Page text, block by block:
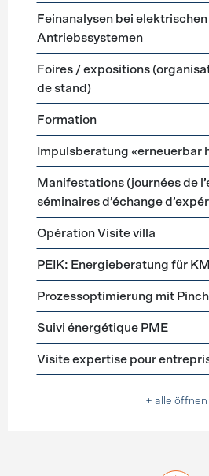
Feinanalysen bei elektrischen
Antriebssystemen
Foires / expositions
de stand)
Formation
Impulsberatung «erneuerbar
Manifestations (journées de
séminaires d’échange
Opération Visite villa
PEIK: Energieberatung für
Prozessoptimierung mit
Suivi énergétique PME
Visite expertise pour
+ alle öffnen